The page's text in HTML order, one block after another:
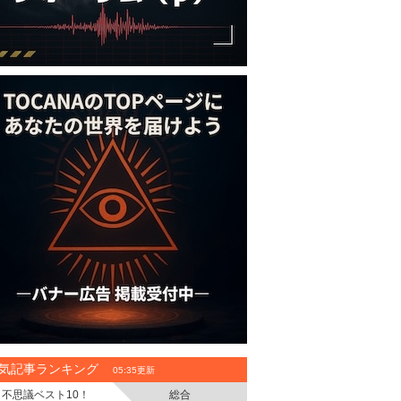
記事ランキング 05:35更新
不思議ベスト10！ 総合